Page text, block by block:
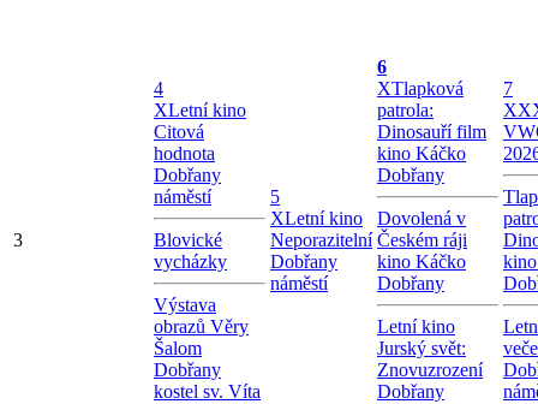
3
4
XLetní kino
Citová
hodnota
Dobřany
náměstí
Blovické
vycházky
Výstava
obrazů Věry
Šalom
Dobřany
kostel sv. Víta
5
XLetní kino
Neporazitelní
Dobřany
náměstí
6
XTlapková
patrola:
Dinosauří film
kino Káčko
Dobřany
Dovolená v
Českém ráji
kino Káčko
Dobřany
Letní kino
Jurský svět:
Znovuzrození
Dobřany
7
X